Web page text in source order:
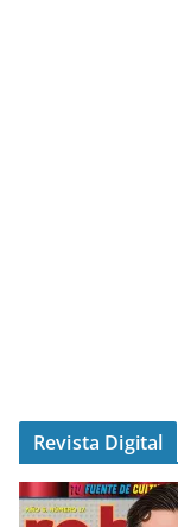
Revista Digital